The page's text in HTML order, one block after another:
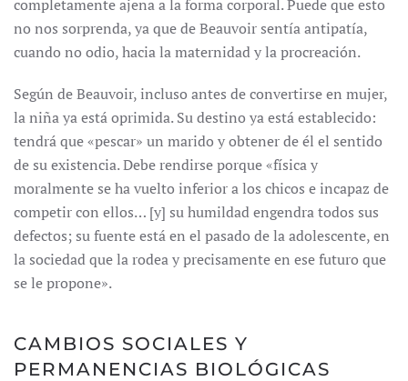
completamente ajena a la forma corporal. Puede que esto
no nos sorprenda, ya que de Beauvoir sentía antipatía,
cuando no odio, hacia la maternidad y la procreación.
Según de Beauvoir, incluso antes de convertirse en mujer,
la niña ya está oprimida. Su destino ya está establecido:
tendrá que «pescar» un marido y obtener de él el sentido
de su existencia. Debe rendirse porque «física y
moralmente se ha vuelto inferior a los chicos e incapaz de
competir con ellos… [y] su humildad engendra todos sus
defectos; su fuente está en el pasado de la adolescente, en
la sociedad que la rodea y precisamente en ese futuro que
se le propone».
CAMBIOS SOCIALES Y
PERMANENCIAS BIOLÓGICAS